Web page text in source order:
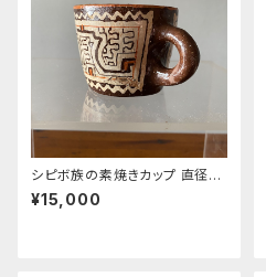
シピボ族の素焼きカップ 直径7.
5cm シピボ族の工芸
¥15,000